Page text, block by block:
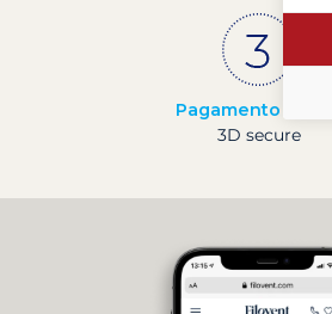
Pagamento sicuro
3D secure